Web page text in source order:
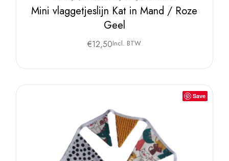
Mini vlaggetjeslijn Kat in Mand / Roze
Geel
€12,50Incl. BTW
Save